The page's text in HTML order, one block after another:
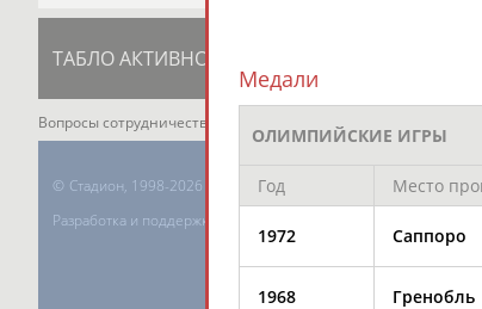
ТАБЛО АКТИВНОСТИ
Вопросы сотрудничества и совместной деятельности
© Стадион, 1998-2026
Разработка и поддержка ООО НАИТ «Стадион»
Медали
ОЛИМПИЙСКИЕ ИГРЫ
Год Место
1972 Саппоро
1968 Гренобль